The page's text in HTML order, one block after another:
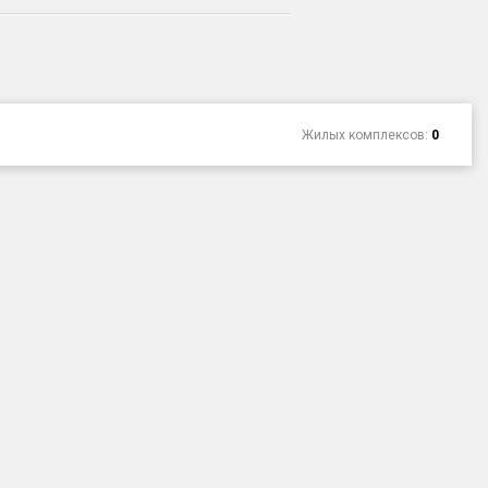
Жилых комплексов: 0